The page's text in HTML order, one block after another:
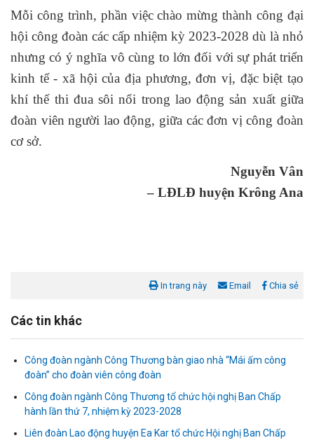
Mỗi công trình, phần việc chào mừng thành công đại
hội công đoàn các cấp nhiệm kỳ 2023-2028 dù là nhỏ
nhưng có ý nghĩa vô cùng to lớn đối với sự phát triển
kinh tế - xã hội của địa phương, đơn vị, đặc biệt tạo
khí thế thi đua sôi nổi trong lao động sản xuất giữa
đoàn viên người lao động, giữa các đơn vị công đoàn
cơ sở.
Nguyễn Vân
– LĐLĐ huyện Krông Ana
In trang này Email Chia sẻ
Các tin khác
Công đoàn ngành Công Thương bàn giao nhà “Mái ấm công
đoàn” cho đoàn viên công đoàn
Công đoàn ngành Công Thương tổ chức hội nghị Ban Chấp
hành lần thứ 7, nhiệm kỳ 2023-2028
Liên đoàn Lao động huyện Ea Kar tổ chức Hội nghị Ban Chấp